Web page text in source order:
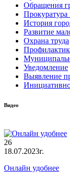
Обращения
История
Развитие
Охрана труда
Уведомление
Выявление
Видео
26
18.07.2023г.
Онлайн удобнее